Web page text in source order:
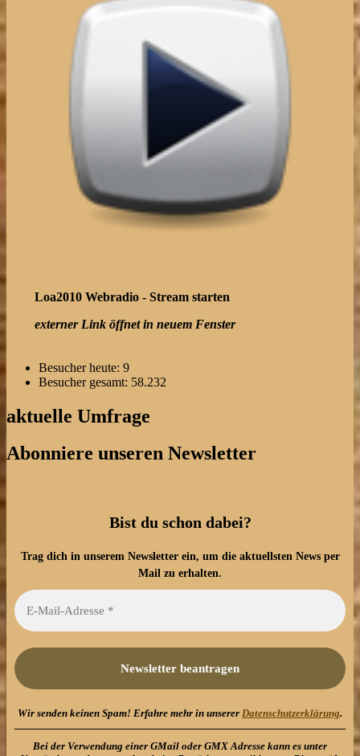
Loa2010 Webradio - Stream starten
externer Link öffnet in neuem Fenster
Besucher heute: 9
Besucher gesamt: 58.232
aktuelle Umfrage
Abonniere unseren Newsletter
Bist du schon dabei?
Trag dich in unserem Newsletter ein, um die aktuellsten News per
Mail zu erhalten.
Wir senden keinen Spam! Erfahre mehr in unserer Datenschutzerklärung.
Bei der Verwendung einer GMail oder GMX Adresse kann es unter